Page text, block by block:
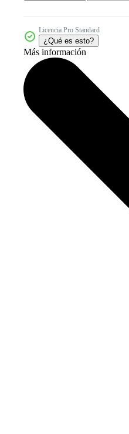
Licencia Pro Standard
¿Qué es esto?
Más información